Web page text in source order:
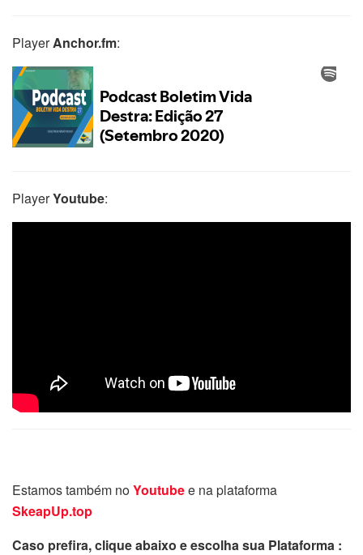
PlayerAnchor.fm:
PlayerYoutube:
Estamos também noYoutubee na plataforma
SkeapUp.top
Caso prefira, clique abaixo e escolha sua Plataforma :